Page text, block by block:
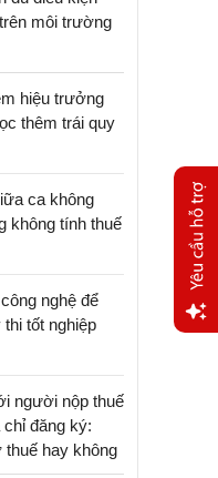
môi trường
hiệu trưởng
thêm trái quy
ca không
không tính thuế
nghệ để
tốt nghiệp
người nộp thuế
chỉ đăng ký:
thuế hay không